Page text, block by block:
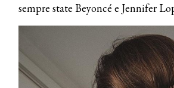
sempre state Beyoncé e Jennifer